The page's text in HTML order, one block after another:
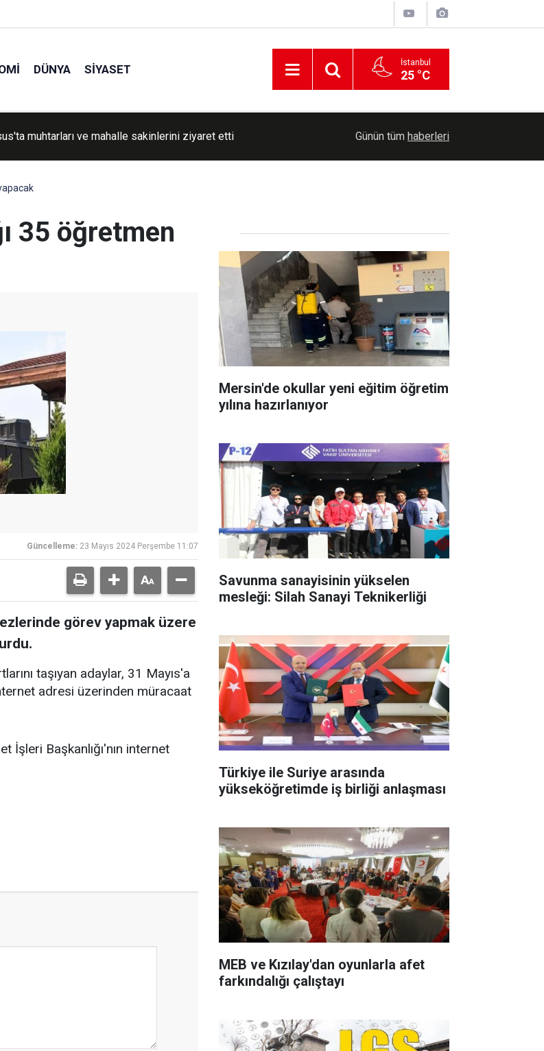
DÜNYA SIYASET İstanbul
25 °C
FETÖ hükümlüsü ihraç edilen kıdemli albay
Günün tüm haberleri
35 öğretmen
Güncelleme: 23 Mayıs 2024 Perşembe 11:07
görev yapmak üzere
taşıyan adaylar, 31 Mayıs'a
adresi üzerinden müracaat
İşleri Başkanlığı'nın internet
Mersin'de okullar yeni eğitim öğretim
yılına hazırlanıyor
Savunma sanayisinin yükselen
mesleği: Silah Sanayi Teknikerliği
Türkiye ile Suriye arasında
yükseköğretimde iş birliği anlaşması
MEB ve Kızılay'dan oyunlarla afet
farkındalığı çalıştayı